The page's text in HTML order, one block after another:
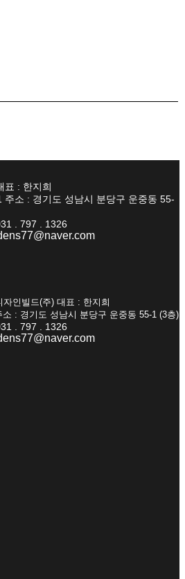
표 : 한지희
소 : 경기도 성남시 분당구 운중동 55-
. 797 . 1326
인빌드(주) 대표 : 한지희
: 경기도 성남시 분당구 운중동 55-1 (3층)
. 797 . 1326